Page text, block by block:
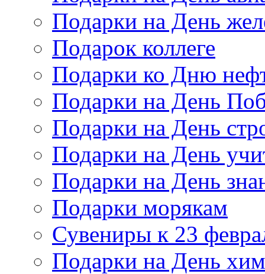
Подарки на День
Подарок коллеге
Подарки ко Дню
Подарки на День
Подарки на День
Подарки на День
Подарки на День
Подарки морякам
Сувениры к 23
Подарки на День